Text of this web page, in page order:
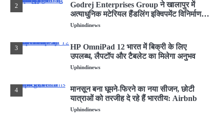
2
Godrej Enterprises Group ने खालापुर में
अत्याधुनिक मटेरियल हैंडलिंग इक्विपमेंट विनिर्माण
संयंत्र का शुभारंभ किया
Uphindinews
3
HP OmniPad 12 भारत में बिक्री के लिए
उपलब्ध, लैपटॉप और टैबलेट का मिलेगा अनुभव
Uphindinews
4
मानसून बना घूमने-फिरने का नया सीजन, छोटी
यात्राओं को तरजीह दे रहे हैं भारतीय: Airbnb
Uphindinews